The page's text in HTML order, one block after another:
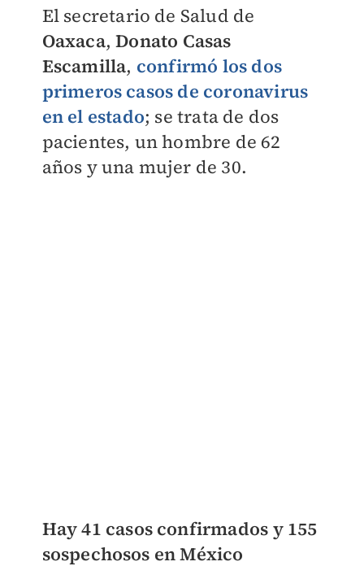
El secretario de Salud de
Oaxaca, Donato Casas
Escamilla, confirmó los dos
primeros casos de coronavirus
en el estado; se trata de dos
pacientes, un hombre de 62
años y una mujer de 30.
Hay 41 casos confirmados y 155
sospechosos en México